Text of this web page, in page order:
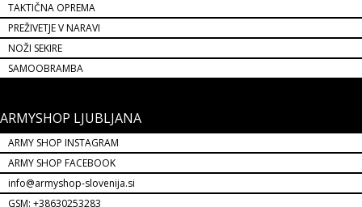
TAKTIČNA OPREMA
PREŽIVETJE V NARAVI
NOŽI SEKIRE
SAMOOBRAMBA
ARMYSHOP LJUBLJANA
ARMY SHOP INSTAGRAM
ARMY SHOP FACEBOOK
info@armyshop-slovenija.si
GSM: +38630253283